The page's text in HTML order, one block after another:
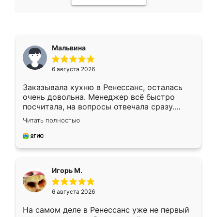
Мальвина
6 августа 2026
Заказывала кухню в Ренессанс, осталась
очень довольна. Менеджер всё быстро
посчитала, на вопросы отвечала сразу.
Замерщик приехал в субботу, подошёл к
делу со всей ответственностью. Собрали
за день, ребята работали аккуратно, даже
Читать полностью
Игорь М.
6 августа 2026
На самом деле в Ренессанс уже не первый